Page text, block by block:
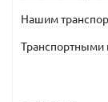
Нашим
Транспортными